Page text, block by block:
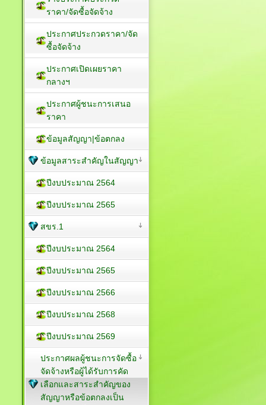
ราคา/จัดซื้อจัดจ้าง
ประกาศประกวดราคา/จัด
ซื้อจัดจ้าง
ประกาศเปิดเผยราคา
กลางฯ
ประกาศผู้ชนะการเสนอ
ราคา
ข้อมูลสัญญา|ข้อตกลง
ข้อมูลสาระสำคัญในสัญญา
ปีงบประมาณ 2564
ปีงบประมาณ 2565
สขร.1
ปีงบประมาณ 2564
ปีงบประมาณ 2565
ปีงบประมาณ 2566
ปีงบประมาณ 2568
ปีงบประมาณ 2569
ประกาศผลผู้ชนะการจัดซื้อ
จัดจ้างหรือผู้ได้รับการคัด
เลือกและสาระสำคัญของ
สัญญาหรือข้อตกลงเป็น